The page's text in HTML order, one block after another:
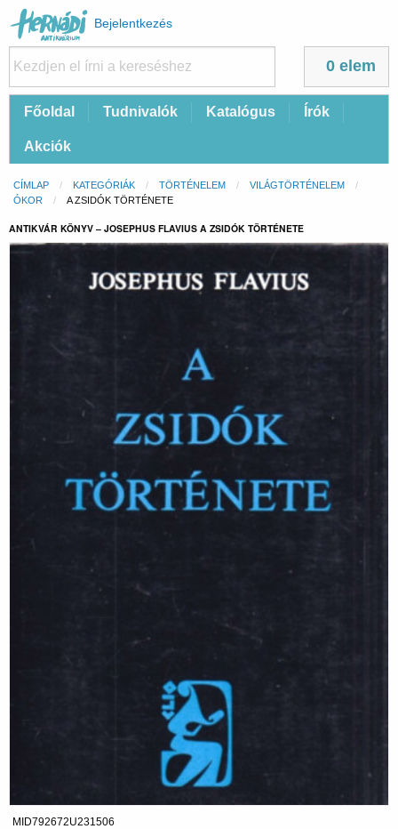
Felhasználói
fiók
menüje
Bejelentkezés
0 elem
FőFőoldal Tudnivalók Katalógus Írók
Akciók
Morzsa
CÍMLAP KATEGÓRIÁK TÖRTÉNELEM
VILÁGTÖRTÉNELEM
ÓKOR
CURRENT:
A ZSIDÓK TÖRTÉNETE
ANTIKVÁR KÖNYV – JOSEPHUS FLAVIUS A ZSIDÓK TÖRTÉNETE
MID792672U231506